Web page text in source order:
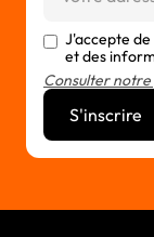
J'accepte
et des
Consulter